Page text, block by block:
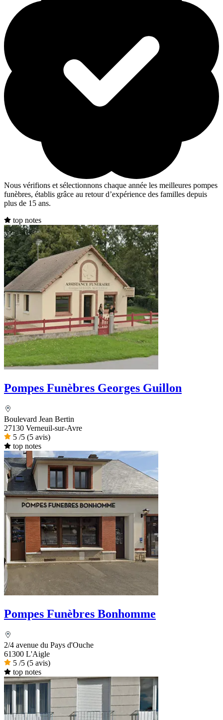
Nous vérifions et sélectionnons chaque année les meilleures pompes
funèbres, établis grâce au retour d’expérience des familles depuis
plus de 15 ans.
top notes
Pompes Funèbres Georges Guillon
Boulevard Jean Bertin
27130 Verneuil-sur-Avre
5 /5 (5 avis)
top notes
Pompes Funèbres Bonhomme
2/4 avenue du Pays d'Ouche
61300 L'Aigle
5 /5 (5 avis)
top notes